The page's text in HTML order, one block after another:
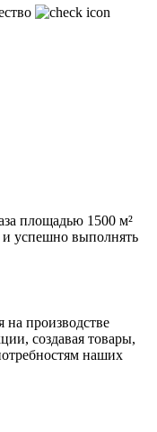
площадью 1500 м²
и успешно выполнять
на производстве
создавая товары,
наших